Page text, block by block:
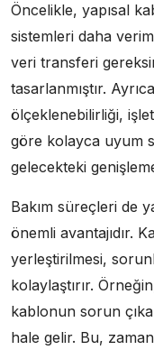
Öncelikle, yapısal
sistemleri daha
veri transferi
tasarlanmıştır.
ölçeklenebilirliği,
göre kolayca uyum
gelecekteki
Bakım süreçleri de
önemli avantajıdır.
yerleştirilmesi,
kolaylaştırır.
kablonun sorun
hale gelir. Bu,